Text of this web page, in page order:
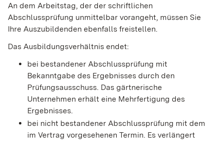
An dem Arbeitstag, der der schriftlichen
Abschlussprüfung unmittelbar vorangeht, müssen Sie
Ihre Auszubildenden ebenfalls freistellen.
Das Ausbildungsverhältnis endet:
bei bestandener Abschlussprüfung mit
Bekanntgabe des Ergebnisses durch den
Prüfungsausschuss. Das gärtnerische
Unternehmen erhält eine Mehrfertigung des
Ergebnisses.
bei nicht bestandener Abschlussprüfung mit dem
im Vertrag vorgesehenen Termin. Es verlängert